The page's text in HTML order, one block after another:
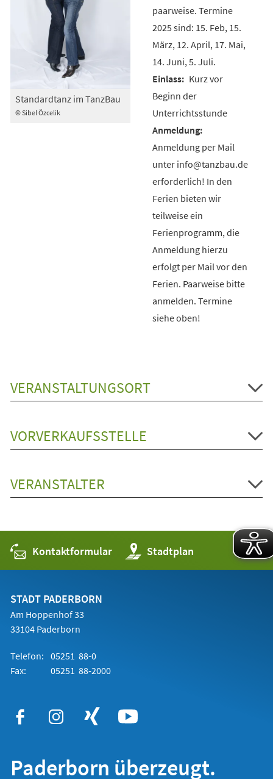
© Sibel Özcelik
Standardtanz im TanzBau
paarweise. Termine
2025 sind: 15. Feb, 15.
März, 12. April, 17. Mai,
14. Juni, 5. Juli.
Kurz vor
Beginn der
Unterrichtsstunde
Anmeldung per Mail
unter info@tanzbau.de
erforderlich! In den
Ferien bieten wir
teilweise ein
Ferienprogramm, die
Anmeldung hierzu
erfolgt per Mail vor den
Ferien. Paarweise bitte
anmelden. Termine
siehe oben!
VERANSTALTUNGSORT
VORVERKAUFSSTELLE
VERANSTALTER
Kontaktformular Stadtplan
(Öffnet
in
einem
STADT PADERBORN
Am Hoppenhof 33
33104 Paderborn
Telefon: 05251 88-0
Fax:
05251 88-2000
Paderborn überzeugt.